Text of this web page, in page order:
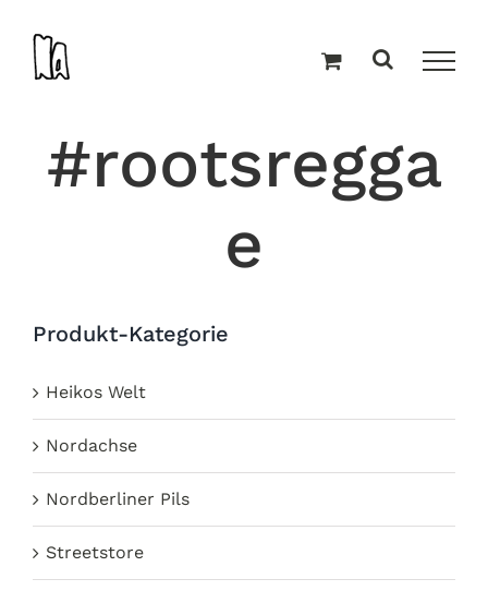
Inhalt
springen
#rootsregga
e
Produkt-Kategorie
Heikos Welt
Nordachse
Nordberliner Pils
Streetstore